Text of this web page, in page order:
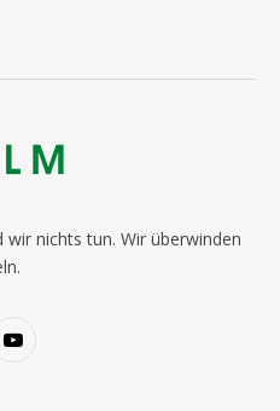
nichts tun. Wir überwinden
YouTube